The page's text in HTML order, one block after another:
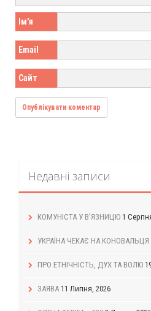
Ім'я
Email
Сайт
Недавні записи
КОМУНІСТА У В’ЯЗНИЦЮ 1
УКРАЇНА ЧЕКАЄ НА КОНОВАЛЬЦЯ
ПРО ЕТНІЧНІСТЬ, ДУХ ТА ВОЛЮ
ЗАЯВА 11 Липня, 2026